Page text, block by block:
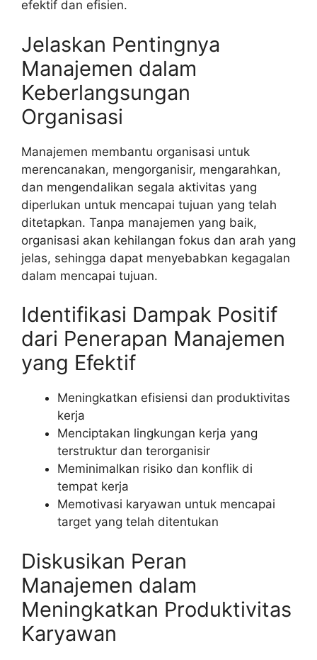
efektif dan efisien.
Jelaskan Pentingnya
Manajemen dalam
Keberlangsungan
Organisasi
Manajemen membantu organisasi untuk
merencanakan, mengorganisir, mengarahkan,
dan mengendalikan segala aktivitas yang
diperlukan untuk mencapai tujuan yang telah
ditetapkan. Tanpa manajemen yang baik,
organisasi akan kehilangan fokus dan arah yang
jelas, sehingga dapat menyebabkan kegagalan
dalam mencapai tujuan.
Identifikasi Dampak Positif
dari Penerapan Manajemen
yang Efektif
Meningkatkan efisiensi dan produktivitas
kerja
Menciptakan lingkungan kerja yang
terstruktur dan terorganisir
Meminimalkan risiko dan konflik di
tempat kerja
Memotivasi karyawan untuk mencapai
target yang telah ditentukan
Diskusikan Peran
Manajemen dalam
Meningkatkan Produktivitas
Karyawan